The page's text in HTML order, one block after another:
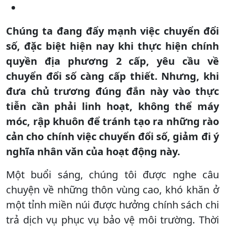
Chúng ta đang đẩy mạnh việc chuyển đổi
số, đặc biệt hiện nay khi thực hiện chính
quyền địa phương 2 cấp, yêu cầu về
chuyển đổi số càng cấp thiết. Nhưng, khi
đưa chủ trương đúng đắn này vào thực
tiễn cần phải linh hoạt, không thể máy
móc, rập khuôn để tránh tạo ra những rào
cản cho chính việc chuyển đổi số, giảm đi ý
nghĩa nhân văn của hoạt động này.
Một buổi sáng, chúng tôi được nghe câu
chuyện về những thôn vùng cao, khó khăn ở
một tỉnh miền núi được hưởng chính sách chi
trả dịch vụ phục vụ bảo vệ môi trường. Thời